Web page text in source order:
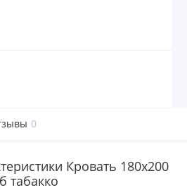
0
Кровать 180x200
табакко